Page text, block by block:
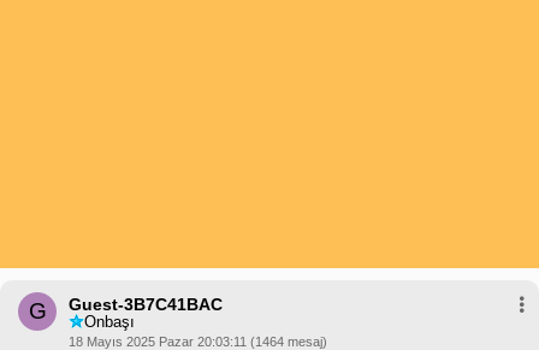
G Guest-3B7C41BAC
Onbaşı
18 Mayıs 2025 Pazar 20:03:11 (1464 mesaj)